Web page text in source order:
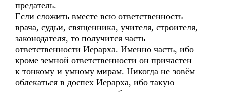
предатель.
Если сложить вместе всю ответственность
врача, судьи, священника, учителя, строителя,
законодателя, то получится часть
ответственности Иерарха. Именно часть, ибо
кроме земной ответственности он причастен
к тонкому и умному мирам. Никогда не зовём
облекаться в доспех Иерарха, ибо такую